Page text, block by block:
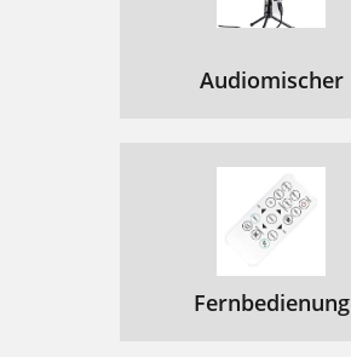
Audiomischer
Fernbedienung